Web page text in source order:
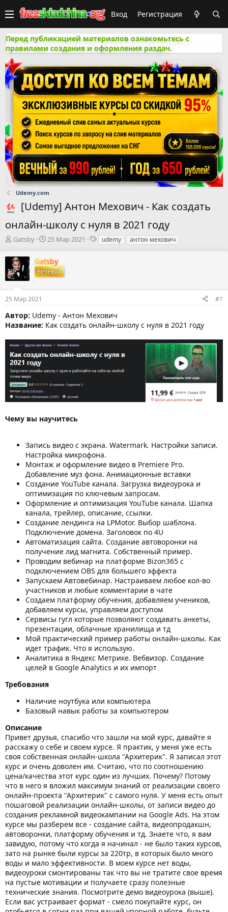
Вход Регистрация
Перед публикацией материалов ознакомьтесь с
правилами создания и оформления раздач.
Udemy.com
[Udemy] Антон Мехович - Как создать
онлайн-школу с нуля в 2021 году
А
т
о
р
м
ы
Gatsby
Д
т
а
н
а
л
а
25 Мар 2021
Тudemy антон мехович
Gatsby
ВЕЧНЫЙ
25 Мар 2021 #1
Автор: Udemy - Антон Мехович
Название: Как создать онлайн-школу с нуля в 2021 году
Чему вы научитесь
Запись видео с экрана. Watermark. Настройки записи.
Настройка микрофона.
Монтаж и оформление видео в Premiere Pro.
Добавление муз фона. Анимационные вставки
Создание YouTube канала. Загрузка видеоурока и
оптимизация по ключевым запросам.
Оформление и оптимизация YouTube канала. Шапка
канала, трейлер, описание, ссылки.
Создание лендинга на LPMotor. Выбор шаблона.
Подключение домена. Заголовок по 4U
Автоматизация сайта. Создание автоворонки на
получение лид магнита. Собственный пример.
Проводим вебинар на платформе Bizon365 с
подключением OBS для большего эффекта
Запускаем Автовебинар. Настраиваем любое кол-во
участников и любые комментарии в чате
Создаем платформу обучения, добавляем учеников,
добавляем курсы, управляем доступом
Сервисы гугл которые позволяют создавать анкеты,
презентации, облачные хранилища и тд
Мой практический пример работы онлайн-школы. Как
идет трафик. Что я использую.
Аналитика в Яндекс Метрике. Вебвизор. Создание
целей в Google Analytics и их импорт
Требования
Наличие ноутбука или компьютера
Базовый навык работы за компьютером
Описание
Привет друзья, спасибо что зашли на мой курс, давайте я
расскажу о себе и своем курсе. Я практик, у меня уже есть
своя собственная онлайн-школа "Архитерик". Я записал этот
курс и очень доволен им. Считаю, что по соотношению
цена/качества этот курс один из лучших. Почему? Потому
что в него я вложил максимум знаний от реализации своего
онлайн-проекта "Архитерик" с самого нуля. У меня есть опыт
пошаговой реализации онлайн-школы, от записи видео до
создания рекламной видеокампании на Google Ads. На этом
курсе мы разберем все - создание сайта, видеопродакшн,
автоворонки, платформу обучения и тд. Знаете что, я вам
завидую, потому что когда я начинал - не было таких курсов,
зато на рынке были курсы за 220тр, в которых было много
воды и мало эффективности. В моем курсе нет воды,
видеоуроки смонтированы так что вы не тратите свое время
на пустые мотивации и получаете сразу полезные
технические знания. Посмотрите демо видеоурока (выше).
Если вас устраивает формат - смело покупайте курс, он